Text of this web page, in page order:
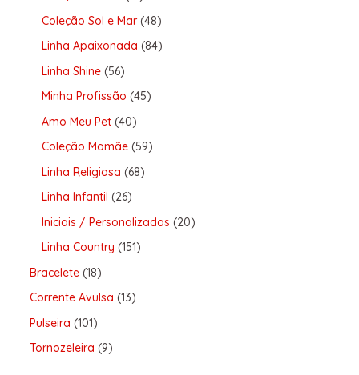
Coleção Sol e Mar 48
Linha Apaixonada 84
Linha Shine 56
Minha Profissão 45
Amo Meu Pet 40
Coleção Mamãe 59
Linha Religiosa 68
Linha Infantil 26
Iniciais / Personalizados 20
Linha Country 151
Bracelete 18
Corrente Avulsa 13
Pulseira 101
Tornozeleira 9